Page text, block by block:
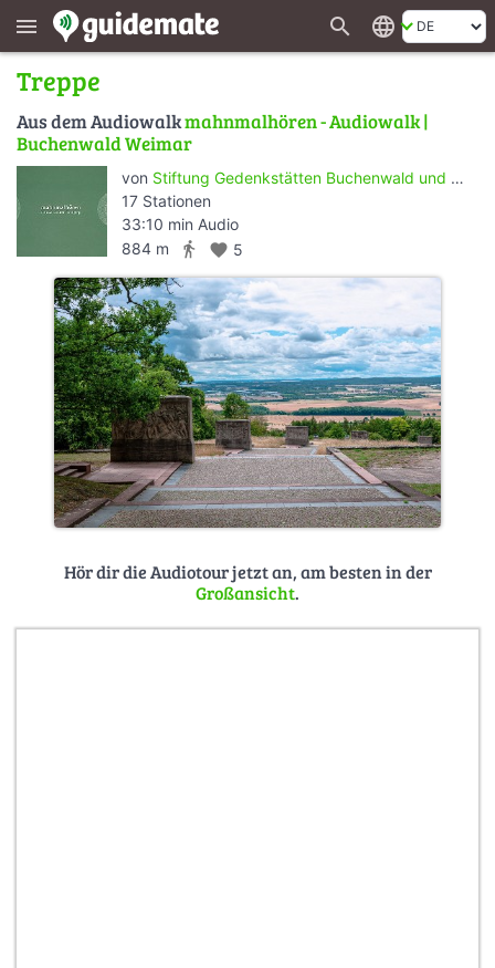
menu search language
Treppe
Aus dem Audiowalkmahnmalhören - Audiowalk |
Buchenwald Weimar
von Stiftung Gedenkstätten Buchenwald und Mittelbau-Dora
17 Stationen
33:10 min Audio
884 m
directions_walk favorite 5
Hör dir die Audiotour jetzt an, am besten in der
Großansicht.